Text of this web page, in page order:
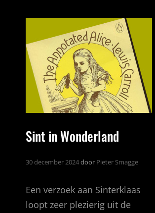
Sint in Wonderland
30 december 2024door Pieter Smagge
Een verzoek aan Sinterklaas
loopt zeer plezierig uit de